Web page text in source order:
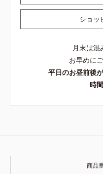
ショッ
月末は混
お早めに
平日のお昼前後
時
商品